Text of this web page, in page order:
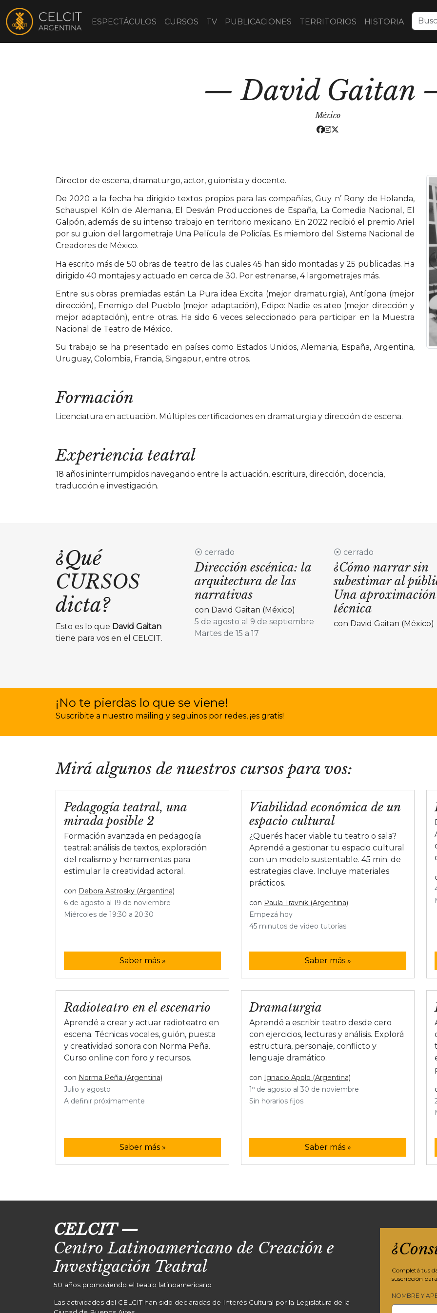
ESPECTÁCULOS CURSOS TV PUBLICACIONES TERRITORIOS HISTORIA
David Gaitan
México
Director de escena, dramaturgo, actor, guionista y docente.
De 2020 a la fecha ha dirigido textos propios para las compañías, Guy n’ Rony de Holanda,
Schauspiel Köln de Alemania, El Desván Producciones de España, La Comedia Nacional, El
Galpón, además de su intenso trabajo en territorio mexicano. En 2022 recibió el premio Ariel
por su guion del largometraje Una Película de Policías. Es miembro del Sistema Nacional de
Creadores de México.
Ha escrito más de 50 obras de teatro de las cuales 45 han sido montadas y 25 publicadas. Ha
dirigido 40 montajes y actuado en cerca de 30. Por estrenarse, 4 largometrajes más.
Entre sus obras premiadas están La Pura idea Excita (mejor dramaturgia), Antígona (mejor
dirección), Enemigo del Pueblo (mejor adaptación), Edipo: Nadie es ateo (mejor dirección y
mejor adaptación), entre otras. Ha sido 6 veces seleccionado para participar en la Muestra
Nacional de Teatro de México.
Su trabajo se ha presentado en países como Estados Unidos, Alemania, España, Argentina,
Uruguay, Colombia, Francia, Singapur, entre otros.
Formación
Licenciatura en actuación. Múltiples certificaciones en dramaturgia y dirección de escena.
Experiencia teatral
18 años ininterrumpidos navegando entre la actuación, escritura, dirección, docencia,
traducción e investigación.
¿Qué
CURSOS
dicta?
Esto es lo que David Gaitan
tiene para vos en el CELCIT.
⦿ cerrado
Dirección escénica: la
arquitectura de las
narrativas
con David Gaitan (México)
5 de agosto al 9 de septiembre
Martes de 15 a 17
⦿ cerrado
¿Cómo narrar sin
subestimar al
Una aproximación
técnica
con David Gaitan (México)
¡No te pierdas lo que se viene!
Suscribite a nuestro mailing y seguinos por redes, ¡es gratis!
Mirá algunos de nuestros cursos para vos:
Pedagogía teatral, una
mirada posible 2
Formación avanzada en pedagogía
teatral: análisis de textos, exploración
del realismo y herramientas para
estimular la creatividad actoral.
con Debora Astrosky (Argentina)
6 de agosto al 19 de noviembre
Miércoles de 19:30 a 20:30
Saber más »
Viabilidad económica de un
espacio cultural
¿Querés hacer viable tu teatro o sala?
Aprendé a gestionar tu espacio cultural
con un modelo sustentable. 45 min. de
estrategias clave. Incluye materiales
prácticos.
con Paula Travnik (Argentina)
Empezá hoy
45 minutos de video tutorías
Saber más »
Radioteatro en el escenario
Aprendé a crear y actuar radioteatro en
escena. Técnicas vocales, guión, puesta
y creatividad sonora con Norma Peña.
Curso online con foro y recursos.
con Norma Peña (Argentina)
Julio y agosto
A definir próximamente
Saber más »
Dramaturgia
Aprendé a escribir teatro desde cero
con ejercicios, lecturas y análisis. Explorá
estructura, personaje, conflicto y
lenguaje dramático.
con
Ignacio Apolo (Argentina)
1º de agosto al 30 de noviembre
Sin horarios fijos
Saber más »
CELCIT—
Centro Latinoamericano de Creación e
Investigación Teatral
50 años promoviendo el teatro latinoamericano
Las actividades del CELCIT han sido declaradas de Interés Cultural por la Legislatura de la
Completá tus
suscripción
NOMBRE Y